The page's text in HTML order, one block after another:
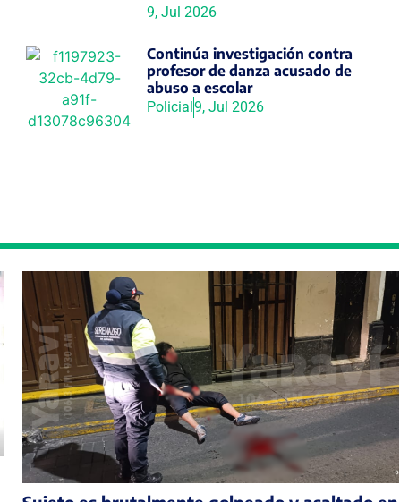
9, Jul 2026
Continúa investigación contra
profesor de danza acusado de
abuso a escolar
Policial9, Jul 2026